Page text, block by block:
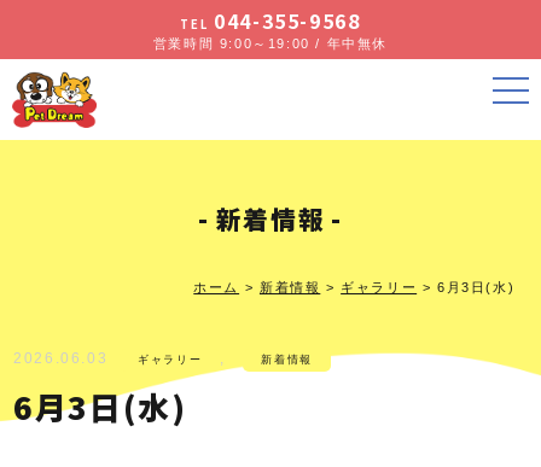
TEL 044-355-9568
営業時間 9:00～19:00 / 年中無休
新着情報
ホーム > 新着情報 > ギャラリー > 6月3日(水)
2026.06.03 ギャラリー 新着情報
6月3日(水)